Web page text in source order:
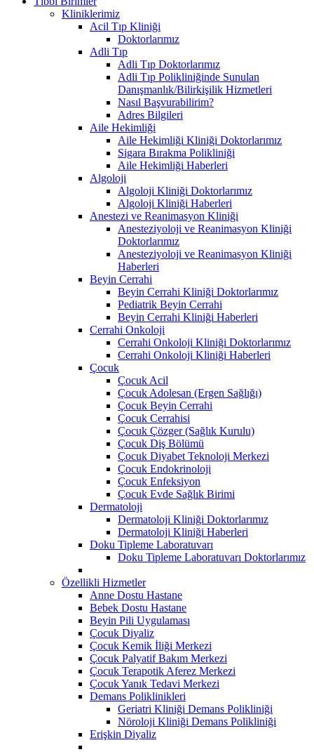
Kliniklerimiz
Acil Tıp Kliniği
Doktorlarımız
Adli Tıp
Adli Tıp Doktorlarımız
Adli Tıp Polikliniğinde Sunulan
Danışmanlık/Bilirkişilik Hizmetleri
Nasıl Başvurabilirim?
Adres Bilgileri
Aile Hekimliği
Aile Hekimliği Kliniği Doktorlarımız
Sigara Bırakma Polikliniği
Aile Hekimliği Haberleri
Algoloji
Algoloji Kliniği Doktorlarımız
Algoloji Kliniği Haberleri
Anestezi ve Reanimasyon Kliniği
Anesteziyoloji ve Reanimasyon Kliniği
Doktorlarımız
Anesteziyoloji ve Reanimasyon Kliniği
Haberleri
Beyin Cerrahi
Beyin Cerrahi Kliniği Doktorlarımız
Pediatrik Beyin Cerrahi
Beyin Cerrahi Kliniği Haberleri
Cerrahi Onkoloji
Cerrahi Onkoloji Kliniği Doktorlarımız
Cerrahi Onkoloji Kliniği Haberleri
Çocuk
Çocuk Acil
Çocuk Adolesan (Ergen Sağlığı)
Çocuk Beyin Cerrahi
Çocuk Cerrahisi
Çocuk Çözger (Sağlık Kurulu)
Çocuk Diş Bölümü
Çocuk Diyabet Teknoloji Merkezi
Çocuk Endokrinoloji
Çocuk Enfeksiyon
Çocuk Evde Sağlık Birimi
Dermatoloji
Dermatoloji Kliniği Doktorlarımız
Dermatoloji Kliniği Haberleri
Doku Tipleme Laboratuvarı
Doku Tipleme Laboratuvarı Doktorlarımız
Özellikli Hizmetler
Anne Dostu Hastane
Bebek Dostu Hastane
Beyin Pili Uygulaması
Çocuk Diyaliz
Çocuk Kemik İliği Merkezi
Çocuk Palyatif Bakım Merkezi
Çocuk Terapotik Aferez Merkezi
Çocuk Yanık Tedavi Merkezi
Demans Poliklinikleri
Geriatri Kliniği Demans Polikliniği
Nöroloji Kliniği Demans Polikliniği
Erişkin Diyaliz